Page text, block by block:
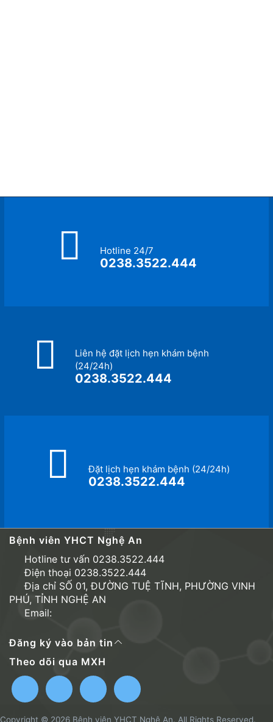
Hotline 24/7
0238.3522.444
Liên hệ đặt lịch hẹn khám bệnh
(24/24h)
0238.3522.444
Đặt lịch hẹn khám bệnh (24/24h)
0238.3522.444
Bệnh viên YHCT Nghệ An
Hotline tư vấn 0238.3522.444
Điện thoại 0238.3522.444
Địa chỉ SỐ 01, ĐƯỜNG TUỆ TĨNH, PHƯỜNG VINH
PHÚ, TỈNH NGHỆ AN
Email:
Đăng ký vào bản tin
Theo dõi qua MXH
Copyright © 2026 Bệnh viên YHCT Nghệ An. All Rights Reserved.